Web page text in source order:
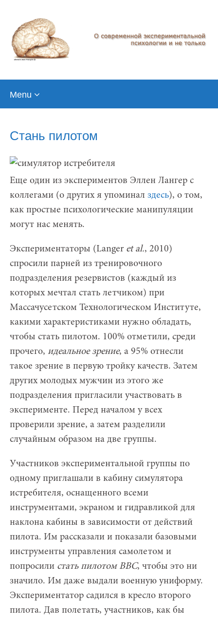
Menu
Стань пилотом
Еще один из экспериментов Эллен Лангер с
коллегами (о других я упоминал здесь), о том,
как простые психологические манипуляции
могут нас менять.
Экспериментаторы (Langer et al., 2010)
спросили парней из тренировочного
подразделения резервистов (каждый из
которых мечтал стать летчиком) при
Массачусетском Технологическом Институте,
какими характеристиками нужно обладать,
чтобы стать пилотом. 100% отметили, среди
прочего, идеальное зрение, а 95% отнесли
такое зрение в первую тройку качеств. Затем
других молодых мужчин из этого же
подразделения пригласили участвовать в
эксперименте. Перед началом у всех
проверили зрение, а затем разделили
случайным образом на две группы.
Участников экспериментальной группы по
одному приглашали в кабину симулятора
истребителя, оснащенного всеми
инструментами, экраном и гидравликой для
наклона кабины в зависимости от действий
пилота. Им рассказали и показали базовыми
инструменты управления самолетом и
попросили стать пилотом ВВС, чтобы это ни
значило. Им даже выдали военную униформу.
Экспериментатор садился в кресло второго
пилота. Дав полетать, участников, как бы